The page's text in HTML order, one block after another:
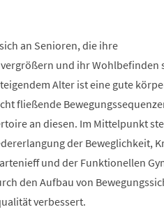
an Senioren, die ihre
und ihr Wohlbefinden
Alter ist eine gute
fließende
an diesen. Im Mittelpunkt
der Beweglichkeit,
und der Funktionellen
den Aufbau von
verbessert.